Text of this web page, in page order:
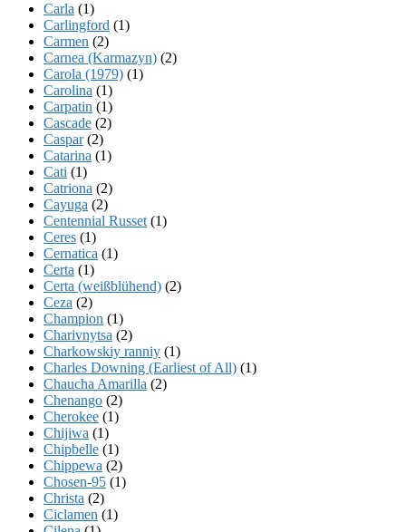
Carla (1)
Carlingford (1)
Carmen (2)
Carnea (Karmazyn) (2)
Carola (1979) (1)
Carolina (1)
Carpatin (1)
Cascade (2)
Caspar(2)
Catarina (1)
Cati (1)
Catriona (2)
Cayuga (2)
Centennial Russet (1)
Ceres (1)
Cernatica (1)
Certa (1)
Certa (weißblühend) (2)
Ceza (2)
Champion (1)
Charivnytsa (2)
Charkowskiy ranniy (1)
Charles Downing (Earliest of All) (1)
Chaucha Amarilla (2)
Chenango (2)
Cherokee (1)
Chijiwa (1)
Chipbelle (1)
Chippewa (2)
Chosen-95 (1)
Christa (2)
Ciclamen (1)